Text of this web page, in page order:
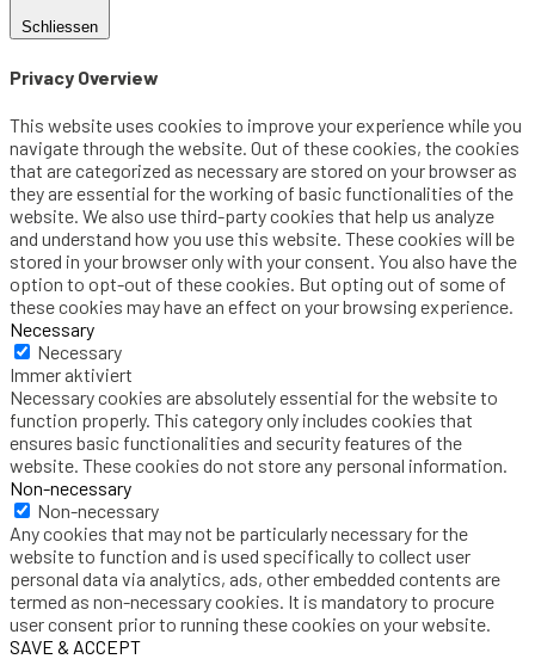
Schliessen
Privacy Overview
This website uses cookies to improve your experience while you
navigate through the website. Out of these cookies, the cookies
that are categorized as necessary are stored on your browser as
they are essential for the working of basic functionalities of the
website. We also use third-party cookies that help us analyze
and understand how you use this website. These cookies will be
stored in your browser only with your consent. You also have the
option to opt-out of these cookies. But opting out of some of
these cookies may have an effect on your browsing experience.
Necessary
Necessary
Immer aktiviert
Necessary cookies are absolutely essential for the website to
function properly. This category only includes cookies that
ensures basic functionalities and security features of the
website. These cookies do not store any personal information.
Non-necessary
Non-necessary
Any cookies that may not be particularly necessary for the
website to function and is used specifically to collect user
personal data via analytics, ads, other embedded contents are
termed as non-necessary cookies. It is mandatory to procure
user consent prior to running these cookies on your website.
SAVE & ACCEPT